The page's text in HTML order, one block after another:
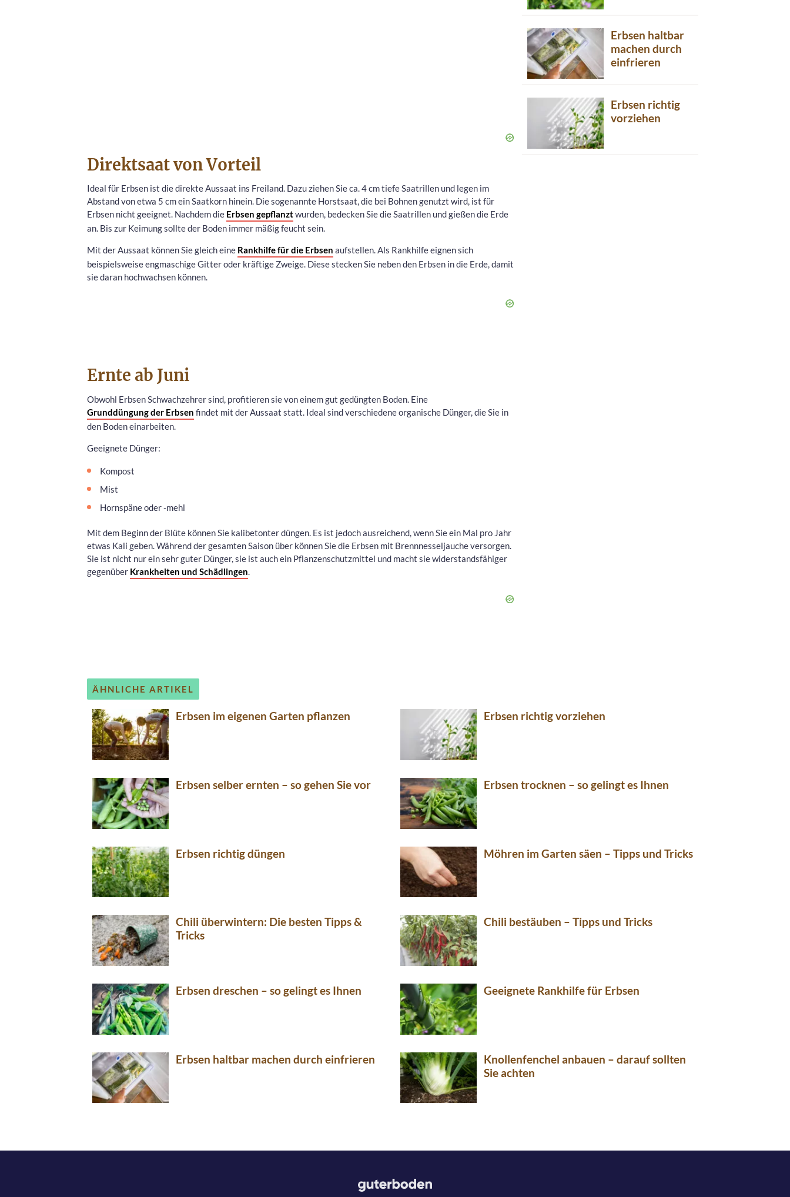
Direktsaat von Vorteil
Ideal für Erbsen ist die direkte Aussaat ins Freiland. Dazu ziehen Sie ca. 4 cm tiefe Saatrillen und legen im
Abstand von etwa 5 cm ein Saatkorn hinein. Die sogenannte Horstsaat, die bei Bohnen genutzt wird, ist für
Erbsen nicht geeignet. Nachdem die Erbsen gepflanztwurden, bedecken Sie die Saatrillen und gießen die Erde
an. Bis zur Keimung sollte der Boden immer mäßig feucht sein.
Mit der Aussaat können Sie gleich eine Rankhilfe für die Erbsen aufstellen. Als Rankhilfe eignen sich
beispielsweise engmaschige Gitter oder kräftige Zweige. Diese stecken Sie neben den Erbsen in die Erde, damit
sie daran hochwachsen können.
Ernte ab Juni
Obwohl Erbsen Schwachzehrer sind, profitieren sie von einem gut gedüngten Boden. Eine
Grunddüngung der Erbsen findet mit der Aussaat statt. Ideal sind verschiedene organische Dünger, die Sie in
den Boden einarbeiten.
Geeignete Dünger:
Kompost
Mist
Hornspäne oder -mehl
Mit dem Beginn der Blüte können Sie kalibetonter düngen. Es ist jedoch ausreichend, wenn Sie ein Mal pro Jahr
etwas Kali geben. Während der gesamten Saison über können Sie die Erbsen mit Brennnesseljauche versorgen.
Sie ist nicht nur ein sehr guter Dünger, sie ist auch ein Pflanzenschutzmittel und macht sie widerstandsfähiger
gegenüber Krankheiten und Schädlingen.
Erbsen haltbar
machen durch
einfrieren
Erbsen richtig
vorziehen
ÄHNLICHE ARTIKEL
Erbsen im eigenen Garten pflanzen Erbsen richtig vorziehen
Erbsen selber ernten – so gehen Sie vor Erbsen trocknen – so gelingt es Ihnen
Erbsen richtig düngen Möhren im Garten säen – Tipps und Tricks
Chili überwintern: Die besten Tipps &
Tricks
Chili bestäuben – Tipps und Tricks
Erbsen dreschen – so gelingt es Ihnen Geeignete Rankhilfe für Erbsen
Erbsen haltbar machen durch einfrieren
Knollenfenchel anbauen – darauf sollten
Sie achten